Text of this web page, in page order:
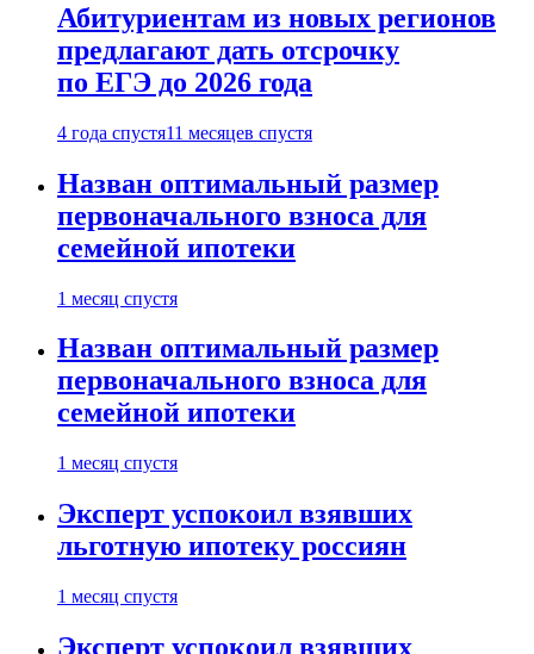
Абитуриентам из новых регионов
предлагают дать отсрочку
по ЕГЭ до 2026 года
4 года спустя11 месяцев спустя
Назван оптимальный размер
первоначального взноса для
семейной ипотеки
1 месяц спустя
Назван оптимальный размер
первоначального взноса для
семейной ипотеки
1 месяц спустя
Эксперт успокоил взявших
льготную ипотеку россиян
1 месяц спустя
Эксперт успокоил взявших